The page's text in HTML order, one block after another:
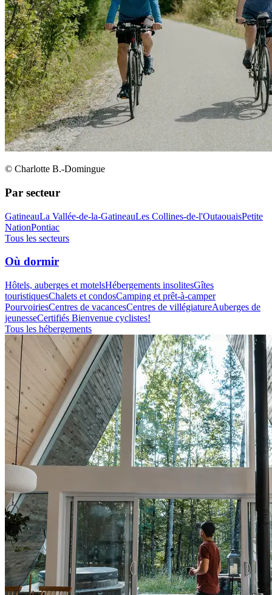
© Charlotte B.-Domingue
Par secteur
GatineauLa Vallée-de-la-GatineauLes Collines-de-l'OutaouaisPetite
NationPontiac
Tous les secteurs
Où dormir
Hôtels, auberges et motelsHébergements insolitesGîtes
touristiquesChalets et condosCamping et prêt-à-camper
PourvoiriesCentres de vacancesCentres de villégiatureAuberges de
jeunesseCertifiés Bienvenue cyclistes!
Tous les hébergements